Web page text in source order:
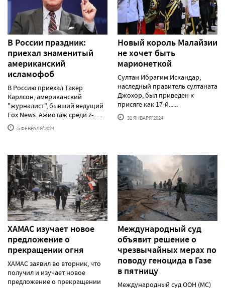
В России праздник:
приехал знаменитый
американский
исламофоб
В Россию приехал Такер
Карлсон, американский
"журналист", бывший ведущий
Fox News. Ажиотаж среди z-......
5 ФЕВРАЛЯ'2024
Новый король Малайзии
не хочет быть
марионеткой
Султан Ибрагим Искандар,
наследный правитель султаната
Джохор, был приведен к
присяге как 17-й......
31 ЯНВАРЯ'2024
ХАМАС изучает новое
предложение о
прекращении огня
ХАМАС заявил во вторник, что
получил и изучает новое
предложение о прекращении
Международный суд
объявит решение о
чрезвычайных мерах по
поводу геноцида в Газе
в пятницу
Международный суд ООН (МС)